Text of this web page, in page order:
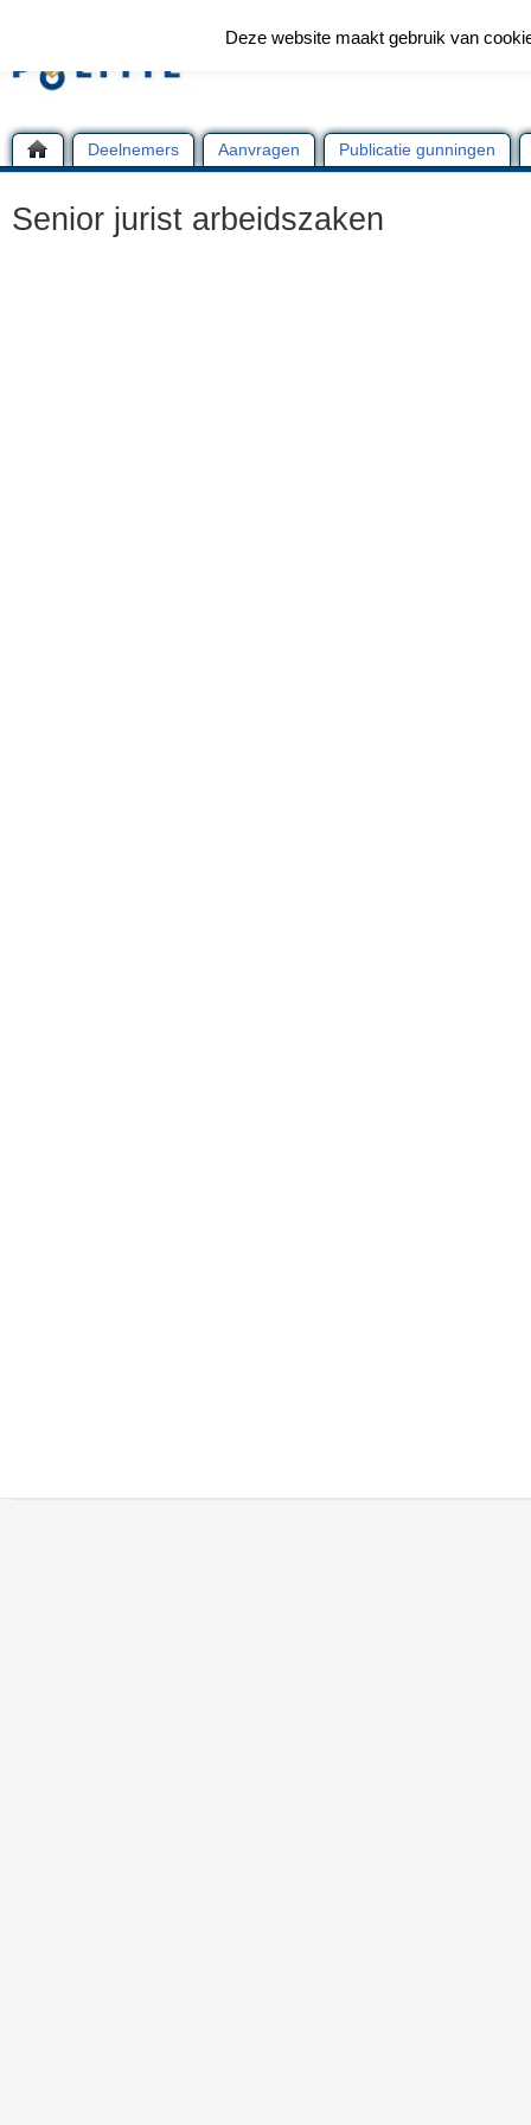
Deelnemers Aanvragen Publicatie gunningen
Senior jurist arbeidszaken
Deze website maakt gebruik van